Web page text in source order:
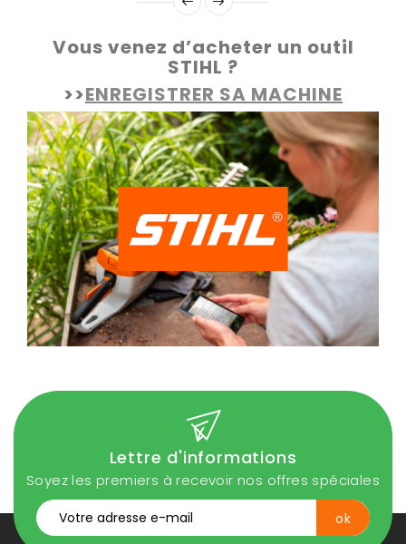
Vous venez d’acheter un outil
STIHL ?
>>ENREGISTRER SA MACHINE
Lettre d'informations
Soyez les premiers à recevoir nos offres spéciales